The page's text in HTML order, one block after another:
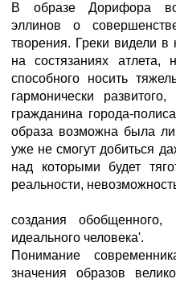
В образе Дорифора
эллинов о
творения. Греки видели
на состязаниях атлета,
способного носить
гармонически
гражданина города-
образа возможна была
уже не смогут добиться
над которыми будет
реальности,
создания
идеального человека'.
Понимание
значения образов